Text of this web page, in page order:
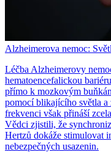
Alzheimerova nemoc:
Léčba Alzheimerovy
hematoencefalickou
přímo k mozkovým
pomocí blikajícího světla
frekvenci však přináší
Vědci zjistili, že
Hertzů dokáže stimulovat
nebezpečných usazenin.